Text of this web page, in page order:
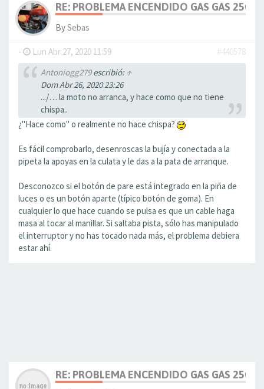
RE: PROBLEMA ENCENDIDO GAS GAS 250
BySebas
- Lun Abr 27, 2020 11:59
#440578
Antoniogg279escribió: ↑
Dom Abr 26, 2020 23:26
.../… la moto no arranca, y hace como que no tiene
chispa..
¿"Hace como" o realmente no hace chispa?
Es fácil comprobarlo, desenroscas la bujía y conectada a la
pipeta la apoyas en la culata y le das a la pata de arranque.
Desconozco si el botón de pare está integrado en la piña de
luces o es un botón aparte (típico botón de goma). En
cualquier lo que hace cuando se pulsa es que un cable haga
masa al tocar al manillar. Si saltaba pista, sólo has manipulado
el interruptor y no has tocado nada más, el problema debiera
estar ahí.
RE: PROBLEMA ENCENDIDO GAS GAS 250